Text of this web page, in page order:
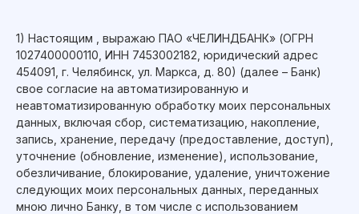
1) Настоящим , выражаю ПАО «ЧЕЛИНДБАНК» (ОГРН
1027400000110, ИНН 7453002182, юридический адрес
454091, г. Челябинск, ул. Маркса, д. 80) (далее – Банк)
свое согласие на автоматизированную и
неавтоматизированную обработку моих персональных
данных, включая сбор, систематизацию, накопление,
запись, хранение, передачу (предоставление, доступ),
уточнение (обновление, изменение), использование,
обезличивание, блокирование, удаление, уничтожение
следующих моих персональных данных, переданных
мною лично Банку, в том числе с использованием